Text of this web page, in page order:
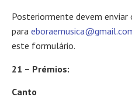
Posteriormente devem
para
este formulário.
21 – Prémios:
Canto